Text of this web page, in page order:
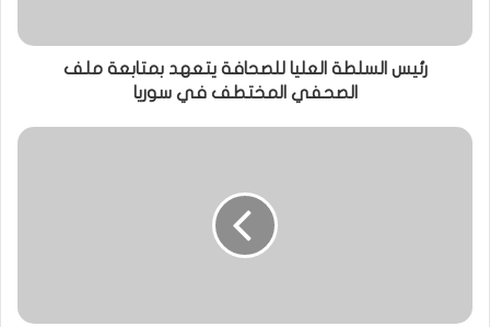
رئيس السلطة العليا للصحافة يتعهد بمتابعة ملف
الصحفي المختطف في سوريا